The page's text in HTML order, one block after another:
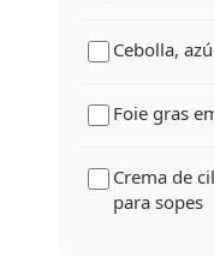
Cebolla,
Foie gras
Crema de
para sopes